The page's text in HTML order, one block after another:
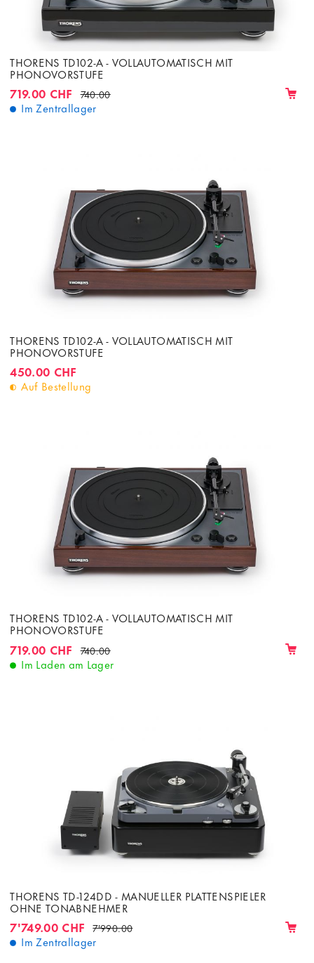
THORENS TD102-A - VOLLAUTOMATISCH MIT
PHONOVORSTUFE
719.00 CHF 740.00
Im Zentrallager
THORENS TD102-A - VOLLAUTOMATISCH MIT
PHONOVORSTUFE
450.00 CHF
Auf Bestellung
THORENS TD102-A - VOLLAUTOMATISCH MIT
PHONOVORSTUFE
719.00 CHF 740.00
Im Laden am Lager
THORENS TD-124DD - MANUELLER PLATTENSPIELER
OHNE TONABNEHMER
7'749.00 CHF 7'990.00
Im Zentrallager